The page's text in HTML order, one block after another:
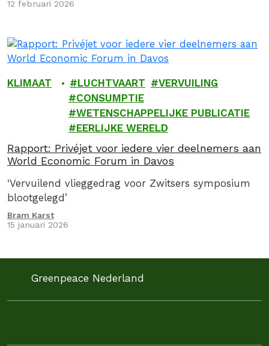
12 februari 2026
KLIMAAT LUCHTVAART
VERVUILING
CONSUMPTIE
WETENSCHAPPELIJKE PUBLICATIE
EERLIJKE WERELD
Rapport: Privéjet voor iedere vier deelnemers aan
World Economic Forum in Davos
‘Vervuilend vlieggedrag voor Zwitsers symposium
blootgelegd’
Bram Karst
15 januari 2026
Greenpeace Nederland